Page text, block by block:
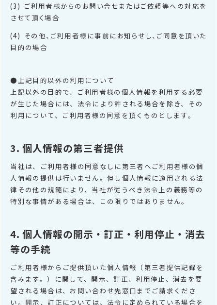
ご利用者様からのお問い合せまたはご依頼等への対応を
させて頂く場合
その他、ご利用者様に事前にお知らせし、ご同意を頂いた
目的の場合
●上記目的以外の利用について
上記以外の目的で、ご利用者様の個人情報を利用する必要
が生じた場合には、法令により許される場合を除き、その
利用について、ご利用者様の同意を頂くものとします。
3. 個人情報の第三者提供
当社は、ご利用者様の同意なしに第三者へご利用者様の個
人情報の提供は行いません。但し個人情報に適用される法
律その他の規範により、当社が従うべき法令上の義務等の
特別な事情がある場合は、この限りではありません。
4. 個人情報の開示・訂正・利用停止・消去
等の手続
ご利用者様からご提供頂いた個人情報（第三者提供記録を
含みます。）に関して、開示、訂正、利用停止、消去を要
望される場合は、お問い合わせ先窓口までご請求くださ
い。開示、訂正については、法令に定められている場合を